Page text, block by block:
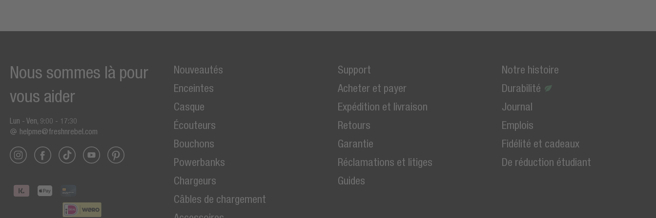
Nouveautés
Enceintes
Casque
Écouteurs
Bouchons
Powerbanks
Chargeurs
Câbles de chargement
Support
Acheter et payer
Expédition et livraison
Retours
Garantie
Réclamations et litiges
Guides
Notre histoire
Durabilité
Journal
Emplois
Fidélité et cadeaux
De réduction étudiant
Nous sommes là pour
vous aider
Lun - Ven, 9:00 - 17:30
helpme@freshnrebel.com